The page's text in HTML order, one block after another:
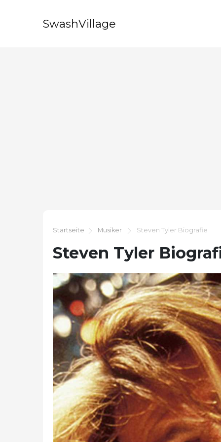
SwashVillage
Startseite Musiker Steven Tyler Biografie
Steven Tyler